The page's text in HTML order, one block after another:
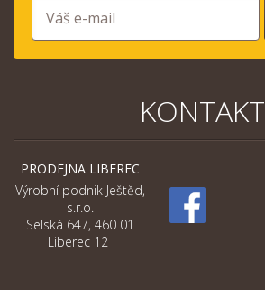
KONTAKT
PRODEJNA LIBEREC
Výrobní podnik Ještěd,
s.r.o.
Selská 647, 460 01
Liberec 12